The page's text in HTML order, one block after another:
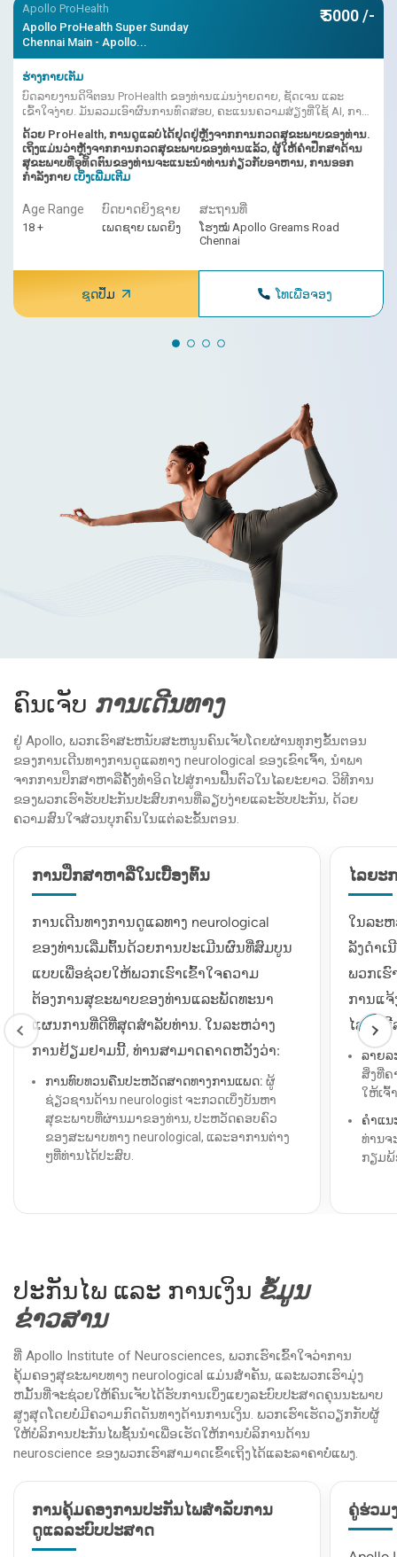
Apollo ProHealth
Apollo ProHealth Super Sunday
Chennai Main - Apollo...
₹ 5000 /-
ຮ່າງກາຍເຕັມ
ບົດລາຍງານດິຈິຕອນ ProHealth ຂອງທ່ານແມ່ນງ່າຍດາຍ, ຊັດເຈນ ແລະ
ເຂົ້າໃຈງ່າຍ. ມັນລວມເອົາຜົນການທົດສອບ, ຄະແນນຄວາມສ່ຽງທີ່ໃຊ້ AI, ການ
ຕີຄວາມໝາຍຂອງທ່ານໝໍເຂົ້າກັນ.
ດ້ວຍ ProHealth, ການດູແລບໍ່ໄດ້ຢຸດຢູ່ຫຼັງຈາກການກວດສຸຂະພາບຂອງທ່ານ.
ເຖິງແມ່ນວ່າຫຼັງຈາກການກວດສຸຂະພາບຂອງທ່ານແລ້ວ, ຜູ້ໃຫ້ຄຳປຶກສາດ້ານ
ສຸຂະພາບທີ່ອຸທິດຕົນຂອງທ່ານຈະແນະນຳທ່ານກ່ຽວກັບອາຫານ, ການອອກ
ກຳລັງກາຍ ເບິ່ງເພີ່ມເຕີມ
Age Range
18 +
ບົດບາດຍິງຊາຍ
ເພດຊາຍ ເພດຍິງ
ສະ​ຖານ​ທີ່
ໂຮງໝໍ Apollo Greams Road
Chennai
ຊຸດປຶ້ມ ໂທເພື່ອຈອງ
ຄົນເຈັບ ການເດີນທາງ
ຢູ່ Apollo, ພວກເຮົາສະຫນັບສະຫນູນຄົນເຈັບໂດຍຜ່ານທຸກໆຂັ້ນຕອນ
ຂອງການເດີນທາງການດູແລທາງ neurological ຂອງເຂົາເຈົ້າ, ນໍາພາ
ຈາກການປຶກສາຫາລືຄັ້ງທໍາອິດໄປສູ່ການຟື້ນຕົວໃນໄລຍະຍາວ. ວິທີການ
ຂອງພວກເຮົາຮັບປະກັນປະສົບການທີ່ລຽບງ່າຍແລະຮັບປະກັນ, ດ້ວຍ
ຄວາມສົນໃຈສ່ວນບຸກຄົນໃນແຕ່ລະຂັ້ນຕອນ.
ການປຶກສາຫາລືໃນເບື້ອງຕົ້ນ
ການເດີນທາງການດູແລທາງ neurological
ຂອງທ່ານເລີ່ມຕົ້ນດ້ວຍການປະເມີນຜົນທີ່ສົມບູນ
ແບບເພື່ອຊ່ວຍໃຫ້ພວກເຮົາເຂົ້າໃຈຄວາມ
ຕ້ອງການສຸຂະພາບຂອງທ່ານແລະພັດທະນາ
ແຜນການທີ່ດີທີ່ສຸດສໍາລັບທ່ານ. ໃນລະຫວ່າງ
ການຢ້ຽມຢາມນີ້, ທ່ານສາມາດຄາດຫວັງວ່າ:
ການທົບທວນຄືນປະຫວັດສາດທາງການແພດ: ຜູ້
ຊ່ຽວຊານດ້ານ neurologist ຈະກວດເບິ່ງບັນຫາ
ສຸຂະພາບທີ່ຜ່ານມາຂອງທ່ານ, ປະຫວັດຄອບຄົວ
ຂອງສະພາບທາງ neurological, ແລະອາການຕ່າງ
ໆທີ່ທ່ານໄດ້ປະສົບ.
ການທົດສອບວິນິດໄສ:ການທົດສອບເບື້ອງຕົ້ນ
ອາດຈະປະກອບມີການເຮັດວຽກຂອງເລືອດ, EEG, ຫຼື
ການສຶກສາ neuroimaging ເພື່ອເຂົ້າໃຈສຸຂະພາບ
ການປະເມີນຄວາມສ່ຽງ: ອີງຕາມປະຫວັດສຸຂະພາບ
ຂອງທ່ານແລະຜົນການທົດສອບ, ພວກເຮົາປະເມີນ
ຄວາມສ່ຽງຂອງທ່ານສໍາລັບສະພາບທາງ
neurological ຕ່າງໆ.
ການວາງແຜນການປິ່ນປົວ:ຫຼັງຈາກການທົບທວນຄືນ
ຊ່ວຍໃຫ້ທ່ານເຂົ້າໃຈຂັ້ນຕອນຕໍ່ໄປ.
ໄລຍະ
ໃນລະຫ
ລັງດໍາເ
ພວກເຮົ
ການແ
ໄລຍະ
ລາຍລ
ສິ່ງທີ່ຄ
ໃຫ້ເຈົ້
ຄຳແນ
ທ່ານຈ
ກຽມ
ພະນັກ
ຮ່ວມກັ
ດ້ານປ
ປະກັນໄພ ແລະ ການເງິນ ຂໍ້ມູນ
ຂ່າວສານ
ທີ່ Apollo Institute of Neurosciences, ພວກເຮົາເຂົ້າໃຈວ່າການ
ຄຸ້ມຄອງສຸຂະພາບທາງ neurological ແມ່ນສໍາຄັນ, ແລະພວກເຮົາມຸ່ງ
ຫມັ້ນທີ່ຈະຊ່ວຍໃຫ້ຄົນເຈັບໄດ້ຮັບການເບິ່ງແຍງລະບົບປະສາດຄຸນນະພາບ
ສູງສຸດໂດຍບໍ່ມີຄວາມກົດດັນທາງດ້ານການເງິນ. ພວກເຮົາເຮັດວຽກກັບຜູ້
ໃຫ້ບໍລິການປະກັນໄພຊັ້ນນໍາເພື່ອເຮັດໃຫ້ການບໍລິການດ້ານ
neuroscience ຂອງພວກເຮົາສາມາດເຂົ້າເຖິງໄດ້ແລະລາຄາບໍ່ແພງ.
ການຄຸ້ມຄອງການປະກັນໄພສໍາລັບການ
ດູແລລະບົບປະສາດ
ຄູ່ຮ່ວມ